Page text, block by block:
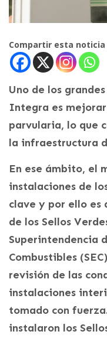
Compartir esta noticia
Uno de los
Integra es
parvularia, lo que
la infraestructura
En ese ámbito, el
instalaciones de
clave y por ello es
de los Sellos
Superintendencia
Combustibles
revisión de las
instalaciones
tomado con
instalaron los